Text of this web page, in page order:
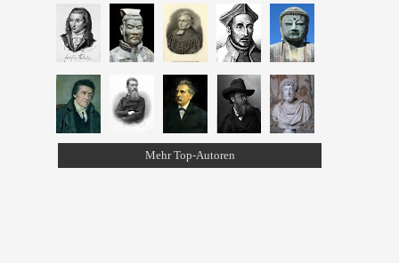
Mehr Top-Autoren